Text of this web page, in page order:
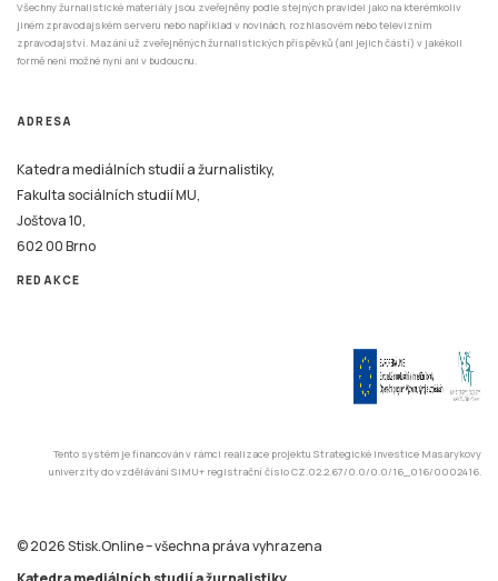
Všechny žurnalistické materiály jsou zveřejněny podle stejných pravidel jako na kterémkoliv
jiném zpravodajském serveru nebo například v novinách, rozhlasovém nebo televizním
zpravodajství. Mazání už zveřejněných žurnalistických příspěvků (ani jejich částí) v jakékoli
formě není možné nyní ani v budoucnu.
ADRESA
Katedra mediálních studií a žurnalistiky,
Fakulta sociálních studií MU,
Joštova 10,
602 00 Brno
REDAKCE
Tento systém je financován v rámci realizace projektu Strategické investice Masarykovy
univerzity do vzdělávání SIMU+ registrační číslo CZ.02.2.67/0.0/0.0/16_016/0002416.
© 2026 Stisk.Online – všechna práva vyhrazena